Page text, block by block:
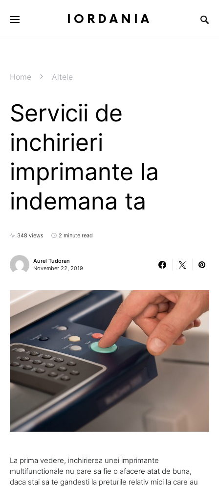
IORDANIA
Home Altele
Servicii de
inchirieri
imprimante la
indemana ta
348 views 2 minute read
Aurel Tudoran
November 22, 2019
La prima vedere, inchirierea unei imprimante
multifunctionale nu pare sa fie o afacere atat de buna,
daca stai sa te gandesti la preturile relativ mici la care au